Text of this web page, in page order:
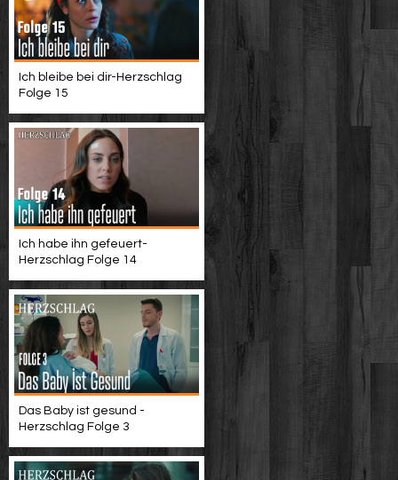
Ich bleibe bei dir-Herzschlag
Folge 15
Ich habe ihn gefeuert-
Herzschlag Folge 14
Das Baby ist gesund -
Herzschlag Folge 3